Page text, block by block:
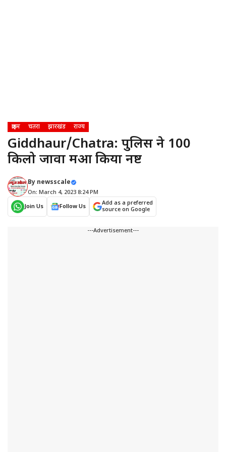
क्राइम चतरा झारखंड राज्य
Giddhaur/Chatra: पुलिस ने 100
किलो जावा महुआ किया नष्ट
By newsscale
On: March 4, 2023 8:24 PM
Join Us
Follow Us
Add as a preferred
source on Google
---Advertisement---